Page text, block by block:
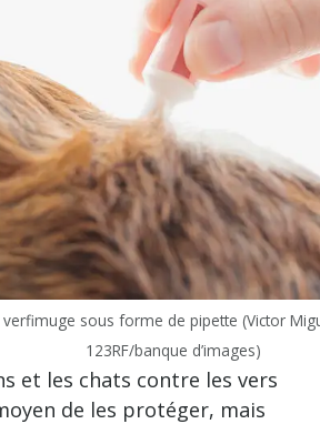
verfimuge sous forme de pipette (Victor
123RF/banque d’images)
et les chats contre les vers
de les protéger, mais